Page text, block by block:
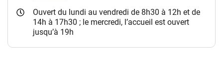
Ouvert du lundi au vendredi de 8h30 à 12h et de
14h à 17h30 ; le mercredi, l’accueil est ouvert
jusqu’à 19h